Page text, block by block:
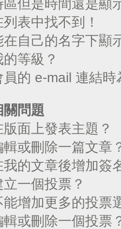
但是時間還是顯
表中找不到！
自己的名字下顯
等級？
的 e-mail 連結
問題
面上發表主題？
或刪除一篇文章
的文章後增加簽
一個投票？
增加更多的投票
或刪除一個投票